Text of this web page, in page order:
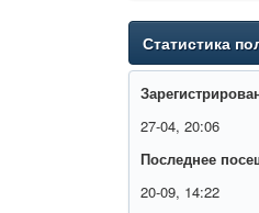
Статистика
27-04, 20:06
Последнее
20-09, 14:22